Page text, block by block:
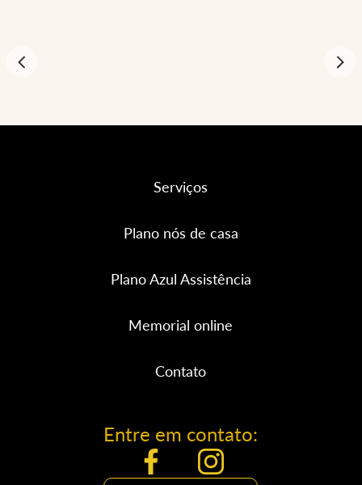
Serviços
Plano nós de casa
Plano Azul Assistência
Memorial online
Contato
Entre em contato: